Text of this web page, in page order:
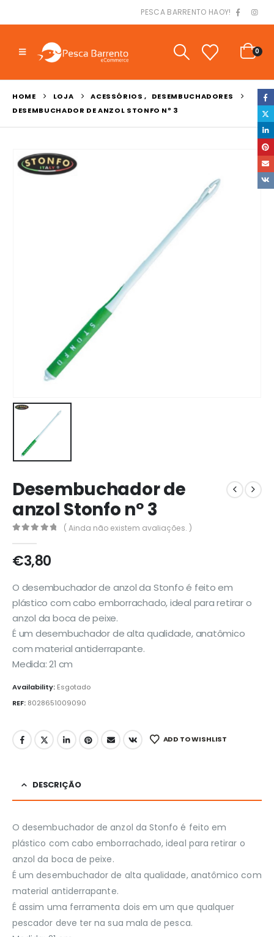
PESCA BARRENTO HAOY!
0
HOME LOJA ACESSÓRIOS ,
DESEMBUCHADORES
DESEMBUCHADOR DE ANZOL STONFO Nº 3
Desembuchador de
anzol Stonfo nº 3
( Ainda não existem avaliações. )
€3,80
O desembuchador de anzol da Stonfo é feito em
plástico com cabo emborrachado, ideal para retirar o
anzol da boca de peixe.
É um desembuchador de alta qualidade, anatômico
com material antiderrapante.
Medida: 21 cm
Availability: Esgotado
REF: 8028651009090
ADD TO WISHLIST
DESCRIÇÃO
O desembuchador de anzol da Stonfo é feito em
plástico com cabo emborrachado, ideal para retirar o
anzol da boca de peixe.
É um desembuchador de alta qualidade, anatômico com
material antiderrapante.
É assim uma ferramenta dois em um que qualquer
pescador deve ter na sua mala de pesca.